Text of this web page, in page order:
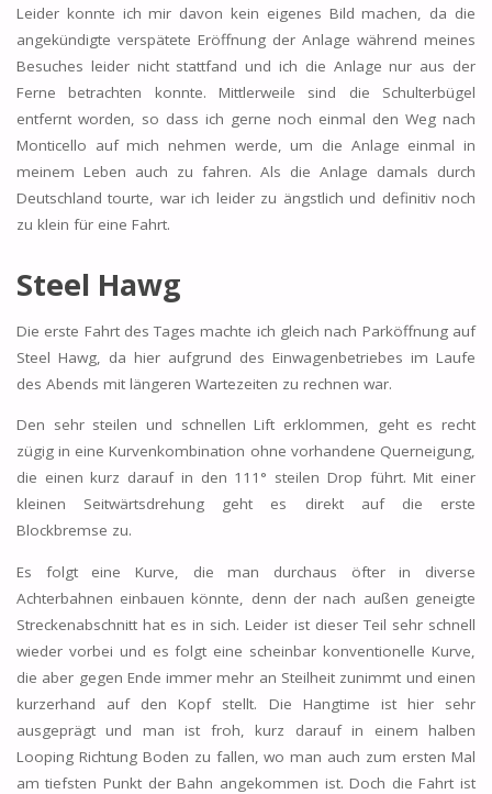
Leider konnte ich mir davon kein eigenes Bild machen, da die
angekündigte verspätete Eröffnung der Anlage während meines
Besuches leider nicht stattfand und ich die Anlage nur aus der
Ferne betrachten konnte. Mittlerweile sind die Schulterbügel
entfernt worden, so dass ich gerne noch einmal den Weg nach
Monticello auf mich nehmen werde, um die Anlage einmal in
meinem Leben auch zu fahren. Als die Anlage damals durch
Deutschland tourte, war ich leider zu ängstlich und definitiv noch
zu klein für eine Fahrt.
Steel Hawg
Die erste Fahrt des Tages machte ich gleich nach Parköffnung auf
Steel Hawg, da hier aufgrund des Einwagenbetriebes im Laufe
des Abends mit längeren Wartezeiten zu rechnen war.
Den sehr steilen und schnellen Lift erklommen, geht es recht
zügig in eine Kurvenkombination ohne vorhandene Querneigung,
die einen kurz darauf in den 111° steilen Drop führt. Mit einer
kleinen Seitwärtsdrehung geht es direkt auf die erste
Blockbremse zu.
Es folgt eine Kurve, die man durchaus öfter in diverse
Achterbahnen einbauen könnte, denn der nach außen geneigte
Streckenabschnitt hat es in sich. Leider ist dieser Teil sehr schnell
wieder vorbei und es folgt eine scheinbar konventionelle Kurve,
die aber gegen Ende immer mehr an Steilheit zunimmt und einen
kurzerhand auf den Kopf stellt. Die Hangtime ist hier sehr
ausgeprägt und man ist froh, kurz darauf in einem halben
Looping Richtung Boden zu fallen, wo man auch zum ersten Mal
am tiefsten Punkt der Bahn angekommen ist. Doch die Fahrt ist